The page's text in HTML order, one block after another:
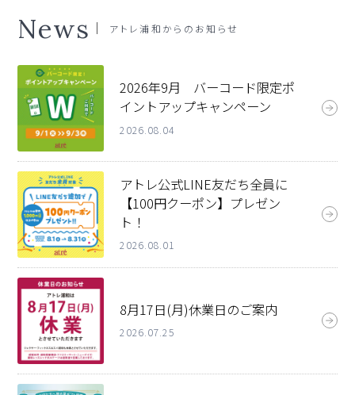
News アトレ浦和 からのお知らせ
2026年9月 バーコード限定ポ
イントアップキャンペーン
2026.08.04
アトレ公式LINE友だち全員に
【100円クーポン】プレゼン
ト！
2026.08.01
8月17日(月)休業日のご案内
2026.07.25